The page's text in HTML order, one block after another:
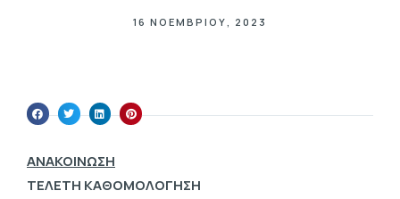
16 ΝΟΕΜΒΡΊΟΥ, 2023
ΑΝΑΚΟΙΝΩΣΗ
ΤΕΛΕΤΗ ΚΑΘΟΜΟΛΟΓΗΣΗ